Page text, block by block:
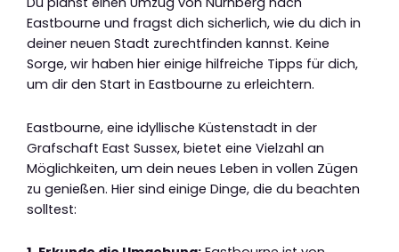
Eastbourne und fragst dich sicherlich, wie du dich in
deiner neuen Stadt zurechtfinden kannst. Keine
Sorge, wir haben hier einige hilfreiche Tipps für dich,
um dir den Start in Eastbourne zu erleichtern.
Eastbourne, eine idyllische Küstenstadt in der
Grafschaft East Sussex, bietet eine Vielzahl an
Möglichkeiten, um dein neues Leben in vollen Zügen
zu genießen. Hier sind einige Dinge, die du beachten
solltest: